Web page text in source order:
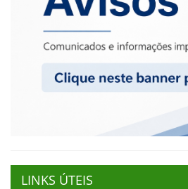
LINKS ÚTEIS